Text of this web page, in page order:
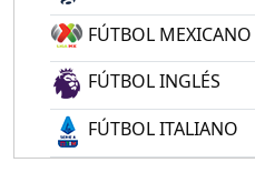
FÚTBOL MEXICANO
FÚTBOL INGLÉS
FÚTBOL ITALIANO